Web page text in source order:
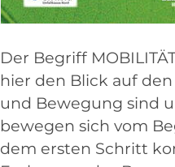
Der Begriff
hier den Blick auf
und Bewegung sind
bewegen sich vom
dem ersten Schritt